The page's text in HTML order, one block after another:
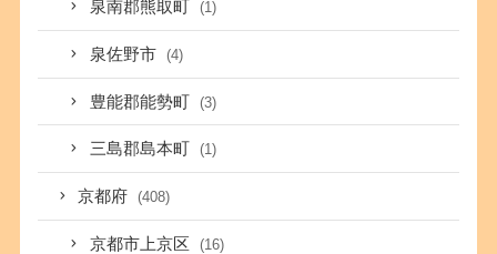
泉南郡熊取町 (1)
泉佐野市 (4)
豊能郡能勢町 (3)
三島郡島本町 (1)
京都府 (408)
京都市上京区 (16)